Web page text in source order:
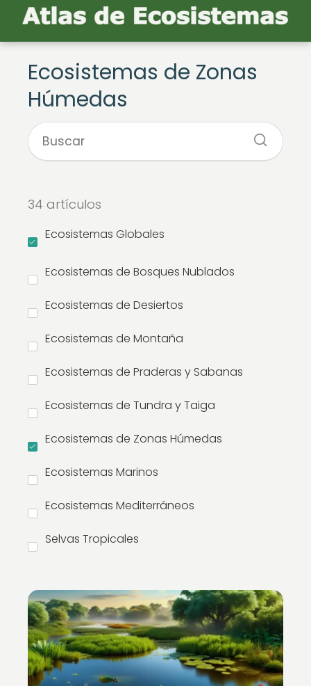
Ecosistemas de Zonas
Húmedas
34 artículos
Ecosistemas Globales
Ecosistemas de Bosques Nublados
Ecosistemas de Desiertos
Ecosistemas de Montaña
Ecosistemas de Praderas y Sabanas
Ecosistemas de Tundra y Taiga
Ecosistemas de Zonas Húmedas
Ecosistemas Marinos
Ecosistemas Mediterráneos
Selvas Tropicales